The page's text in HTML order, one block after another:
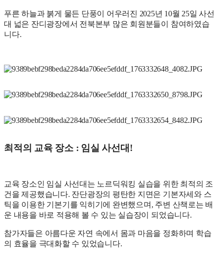
푸른 하늘과 붉게 물든 단풍이 어우러진 2025년 10월 25일 사선
대 넓은 잔디광장에서 전북본부 많은 회원분들이 참여하였습
니다.
최적의 교육 장소 : 임실 사선대!
교육 장소인 임실 사선대는 노르딕워킹 실습을 위한 최적의 조
건을 제공했습니다. 잔단광장의 평탄한 지면은 기본자세와 스
틱을 이용한 기본기를 익히기에 완변했으며, 주변 산책로는 배
운 내용을 바로 적용해 볼 수 있는 실습장이 되었습니다.
참가자들은 아름다운 자연 속에서 몸과 마음을 정화하며 학습
의 효율을 극대화할 수 있었습니다.